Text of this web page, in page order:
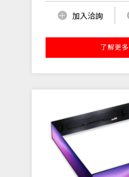
加入洽詢
了解更多